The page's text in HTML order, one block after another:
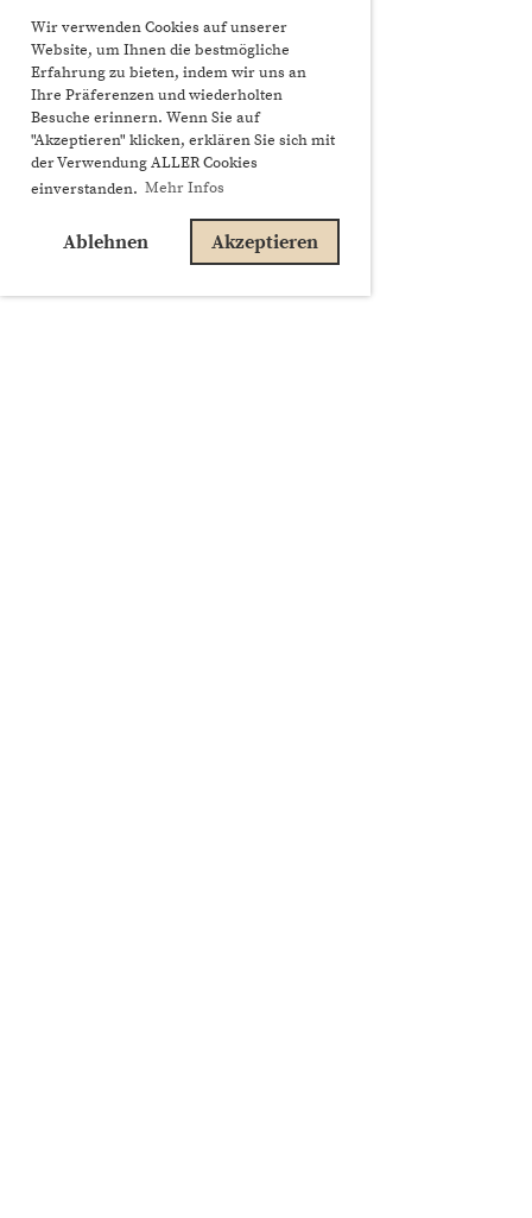
Wir verwenden Cookies auf unserer
Website, um Ihnen die bestmögliche
Erfahrung zu bieten, indem wir uns an
Ihre Präferenzen und wiederholten
Besuche erinnern. Wenn Sie auf
"Akzeptieren" klicken, erklären Sie sich mit
der Verwendung ALLER Cookies
einverstanden. Mehr Infos
Ablehnen Akzeptieren